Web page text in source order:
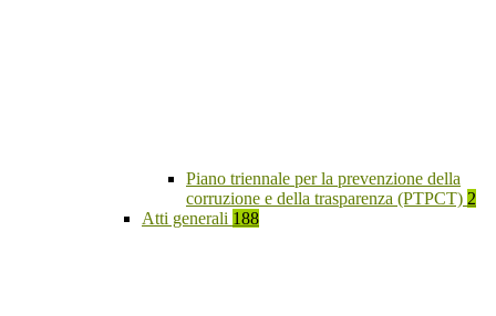
Piano triennale per la prevenzione della
corruzione e della trasparenza (PTPCT) 2
Atti generali 188